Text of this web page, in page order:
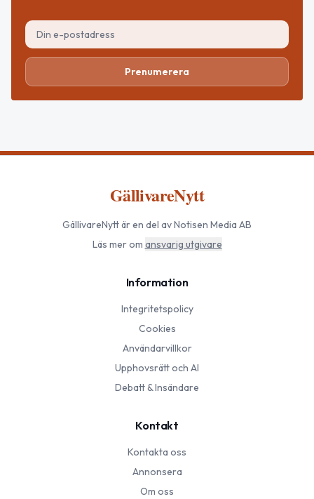
Prenumerera
GällivareNytt
GällivareNyttär en del av Notisen Media AB
Läs mer om ansvarig utgivare
Information
Integritetspolicy
Cookies
Användarvillkor
Upphovsrätt och AI
Debatt & Insändare
Kontakt
Kontakta oss
Annonsera
Om oss